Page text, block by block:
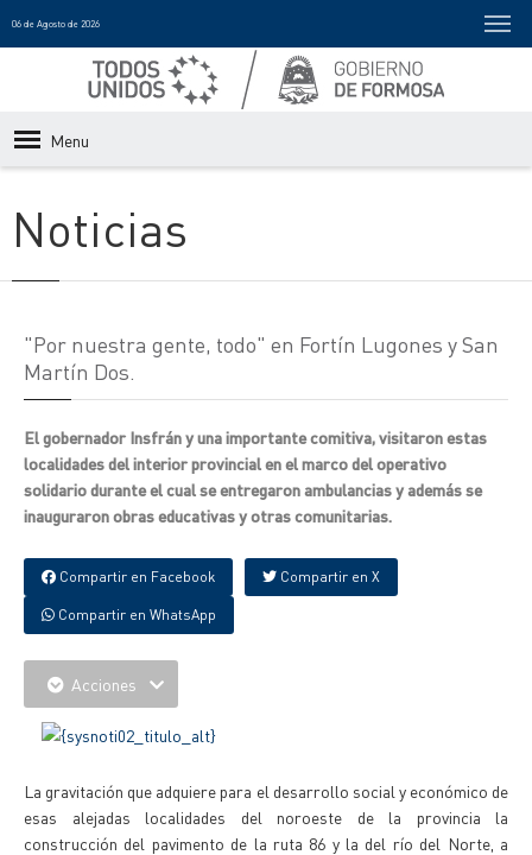
06 de Agosto de 2026
Menu
Noticias
"Por nuestra gente, todo" en Fortín Lugones y San
Martín Dos.
El gobernador Insfrán y una importante comitiva, visitaron estas
localidades del interior provincial en el marco del operativo
solidario durante el cual se entregaron ambulancias y además se
inauguraron obras educativas y otras comunitarias.
Compartir en Facebook Compartir en X
Compartir en WhatsApp
Acciones
La gravitación que adquiere para el desarrollo social y económico de
esas alejadas localidades del noroeste de la provincia la
construcción del pavimento de la ruta 86 y la del río del Norte, a